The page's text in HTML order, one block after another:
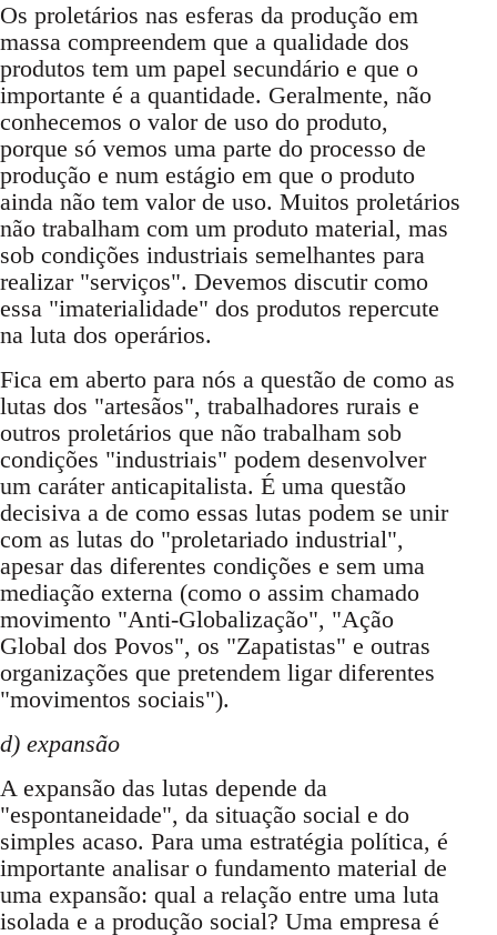
Os proletários nas esferas da produção em
massa compreendem que a qualidade dos
produtos tem um papel secundário e que o
importante é a quantidade. Geralmente, não
conhecemos o valor de uso do produto,
porque só vemos uma parte do processo de
produção e num estágio em que o produto
ainda não tem valor de uso. Muitos proletários
não trabalham com um produto material, mas
sob condições industriais semelhantes para
realizar "serviços". Devemos discutir como
essa "imaterialidade" dos produtos repercute
na luta dos operários.
Fica em aberto para nós a questão de como as
lutas dos "artesãos", trabalhadores rurais e
outros proletários que não trabalham sob
condições "industriais" podem desenvolver
um caráter anticapitalista. É uma questão
decisiva a de como essas lutas podem se unir
com as lutas do "proletariado industrial",
apesar das diferentes condições e sem uma
mediação externa (como o assim chamado
movimento "Anti-Globalização", "Ação
Global dos Povos", os "Zapatistas" e outras
organizações que pretendem ligar diferentes
"movimentos sociais").
d) expansão
A expansão das lutas depende da
"espontaneidade", da situação social e do
simples acaso. Para uma estratégia política, é
importante analisar o fundamento material de
uma expansão: qual a relação entre uma luta
isolada e a produção social? Uma empresa é